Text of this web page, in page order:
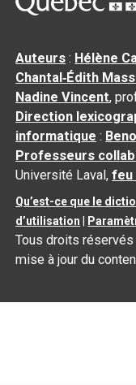
Auteurs : Hélène
Chantal‑Édith
Nadine Vincent,
Direction
informatique :
Professeurs
Université Laval,feu
Qu’est-ce que le
d’utilisation
Tous droits réservés
mise à jour du